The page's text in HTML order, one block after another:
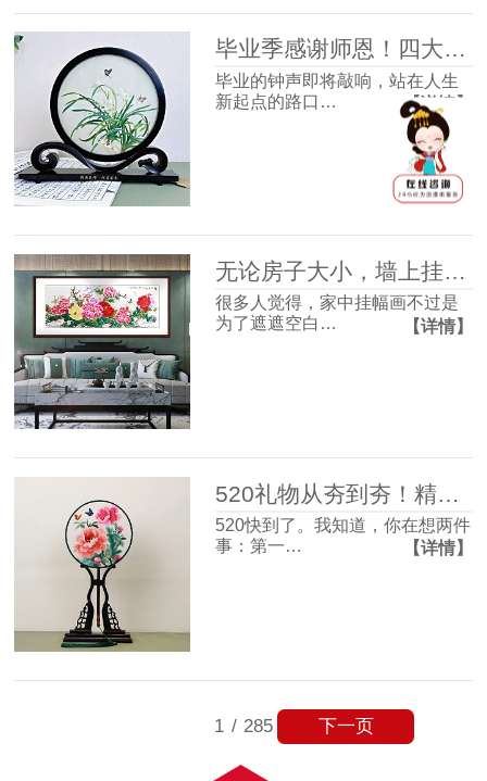
毕业季感谢师恩！四大最受欢迎的礼物清单，送到老师心坎里！
毕业的钟声即将敲响，站在人生
新起点的路口…
【详情】
无论房子大小，墙上挂幅画很有必要，并非迷信，3个理由很现实！
很多人觉得，家中挂幅画不过是
为了遮遮空白…
【详情】
520快到了。我知道，你在想两件
事：第一…
【详情】
1 / 285 下一页